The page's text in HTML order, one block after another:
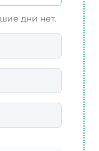
дни нет.